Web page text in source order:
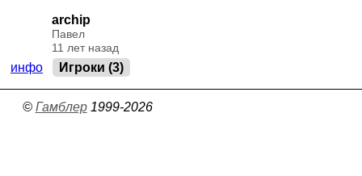
archip
Павел
11 лет назад
инфо Игроки (3)
© Гамблер1999-2026